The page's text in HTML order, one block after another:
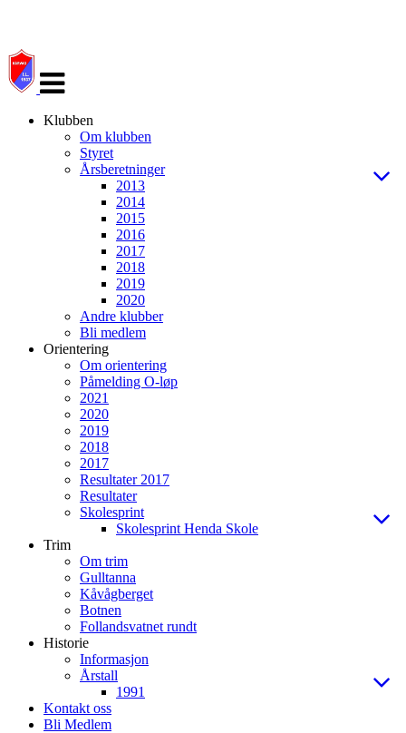
navigasjon
Klubben
Om klubben
Styret
Årsberetninger
2013
2014
2015
2016
2017
2018
2019
2020
Andre klubber
Bli medlem
Orientering
Om orientering
Påmelding O-løp
2021
2020
2019
2018
2017
Resultater 2017
Resultater
Skolesprint
Skolesprint Henda Skole
Trim
Om trim
Gulltanna
Kåvågberget
Botnen
Follandsvatnet rundt
Historie
Informasjon
Årstall
1991
Kontakt oss
Bli Medlem